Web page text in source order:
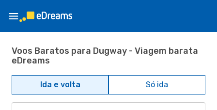
Voos Baratos para Dugway - Viagem barata
eDreams
Ida e volta Só ida